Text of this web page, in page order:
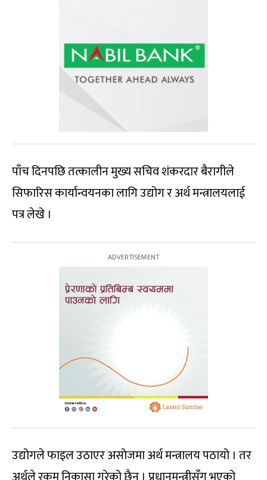
पाँच दिनपछि तत्कालीन मुख्य सचिव शंकरदार बैरागीले
सिफारिस कार्यान्वयनका लागि उद्योग र अर्थ मन्त्रालयलाई
पत्र लेखे ।
उद्योगले फाइल उठाएर असोजमा अर्थ मन्त्रालय पठायो । तर